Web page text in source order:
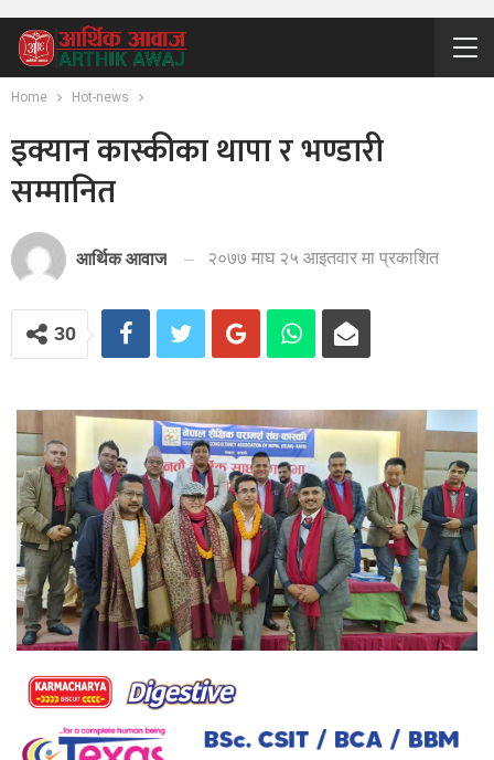
Home Hot-news
इक्यान कास्कीका थापा र भण्डारी
सम्मानित
आर्थिक आवाज २०७७ माघ २५ आइतवार मा प्रकाशित
30